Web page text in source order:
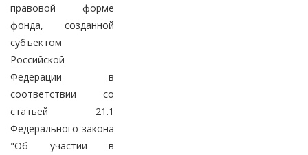
правовой форме
фонда, созданной
субъектом
Российской
Федерации в
соответствии со
статьей 21.1
Федерального закона
"Об участии в